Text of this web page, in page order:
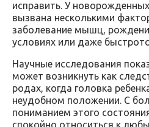
исправить. У
вызвана несколькими
заболевание мышц,
условиях или даже
Научные исследования
может возникнуть как
родах, когда головка
неудобном положении. С
пониманием этого
спокойно относиться к